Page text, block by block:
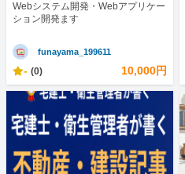
Webシステム開発・Webアプリケー
ション開発ます
funayama_199611
- (0) 10,000円